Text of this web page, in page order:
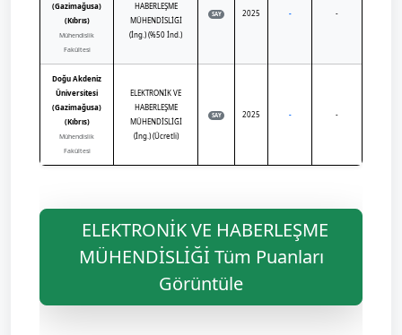
(Gazimağusa)
(Kıbrıs)
Mühendislik
Fakültesi
HABERLEŞME
MÜHENDİSLİĞİ
(İng.) (%50 İnd.)
SAY 2025 - -
Doğu Akdeniz
Üniversitesi
(Gazimağusa)
(Kıbrıs)
Mühendislik
Fakültesi
ELEKTRONİK VE
HABERLEŞME
MÜHENDİSLİĞİ
(İng.) (Ücretli)
SAY 2025 - -
ELEKTRONİK VE HABERLEŞME
MÜHENDİSLİĞİ Tüm Puanları
Görüntüle